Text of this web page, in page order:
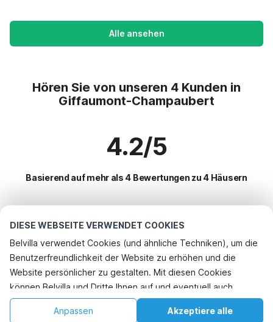
DIESE WEBSEITE VERWENDET COOKIES
Belvilla verwendet Cookies (und ähnliche Techniken), um die
Benutzerfreundlichkeit der Website zu erhöhen und die
Website persönlicher zu gestalten. Mit diesen Cookies
können Belvilla und Dritte Ihnen auf und eventuell auch
außerhalb unserer Website folgen, um Werbung Ihren
Interessen anzupassen und das Teilen von Informationen über
Akzeptiere alle
Anpassen
Alle ansehen
Hören Sie von unseren 4 Kunden in
Giffaumont-Champaubert
4.2/5
Basierend auf mehr als 4 Bewertungen zu 4 Häusern
Beliebteste Reiseziele für Urlaub
Ferienhaus mit BBQ les-hautes-rivieres
Ferienhaus mit BBQ tournavaux
Ferienhaus mit Garten neufmanil
Beliebte Ausstattungen für Urlaub in Giffaumont-
champaubert
Ferienhaus mit Garten
Beliebte Städte für den Urlaub in Champagne